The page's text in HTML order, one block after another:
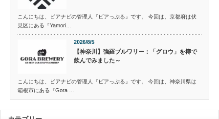
こんにちは、ビアナビの管理人『ビアっぷる』です。 今回は、京都府は伏
見区にある『Yamori…
2026/8/5
【神奈川】強羅ブルワリー：「グロウ」を樽で
飲んでみました～
こんにちは、ビアナビの管理人『ビアっぷる』です。 今回は、神奈川県は
箱根市にある『Gora …